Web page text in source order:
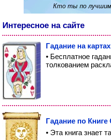
Кто ты по лучшим
Интересное на сайте
Гадание на
• Бесплатное
толкованием
Гадание по Книге
• Эта книга знает